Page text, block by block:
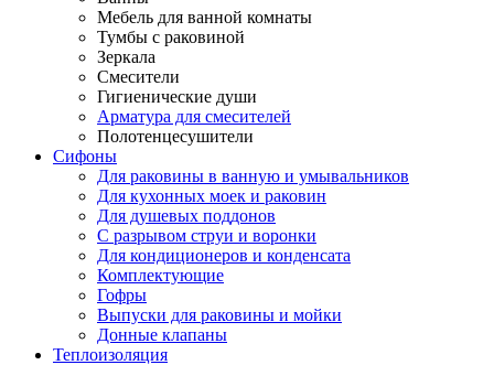
Мебель для ванной комнаты
Тумбы с раковиной
Зеркала
Смесители
Гигиенические души
Арматура для смесителей
Полотенцесушители
Сифоны
Для раковины в ванную и умывальников
Для кухонных моек и раковин
Для душевых поддонов
С разрывом струи и воронки
Для кондиционеров и конденсата
Комплектующие
Гофры
Выпуски для раковины и мойки
Донные клапаны
Теплоизоляция